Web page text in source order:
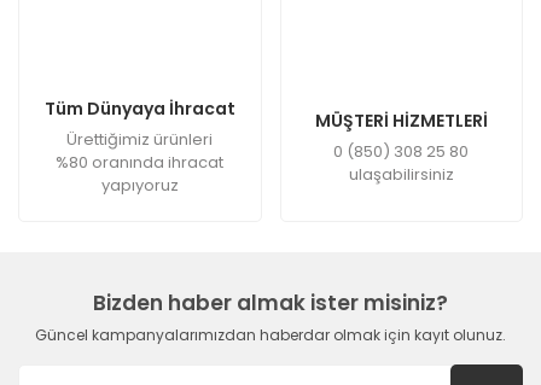
Tüm Dünyaya İhracat
Ürettiğimiz ürünleri
%80 oranında ihracat
yapıyoruz
MÜŞTERİ HİZMETLERİ
0 (850) 308 25 80
ulaşabilirsiniz
Bizden haber almak ister misiniz?
Güncel kampanyalarımızdan haberdar olmak için kayıt olunuz.